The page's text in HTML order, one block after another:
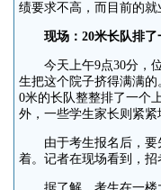
绩要求不高，而目前的
现场：20米长队排了
今天上午9点30分，位
生把这个院子挤得满满
0米的长队整整排了一个
外，一些学生家长则紧紧
由于考生报名后，要先
着。记者在现场看到，